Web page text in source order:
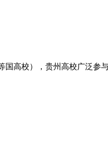
高校），贵州高校广泛参